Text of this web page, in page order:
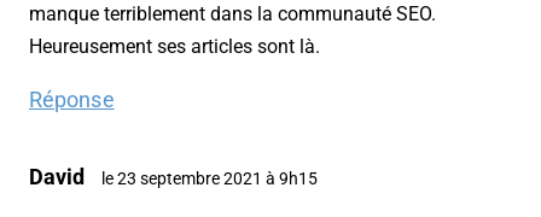
manque terriblement dans la communauté SEO.
Heureusement ses articles sont là.
Réponse
David le 23 septembre 2021 à 9h15